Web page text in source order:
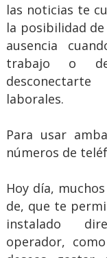
las noticias te
la posibilidad
ausencia
trabajo o de
laborales.
Para usar
números de
Hoy día,
de, que te
instalado
operador,